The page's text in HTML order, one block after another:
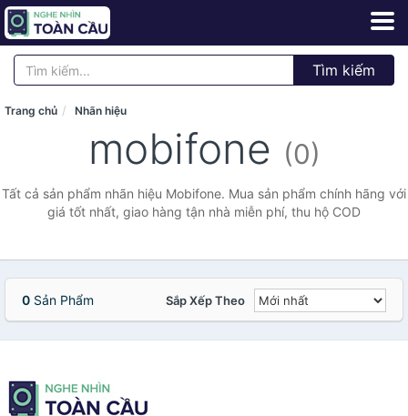
Tìm kiếm
Trang chủ Nhãn hiệu
mobifone (0)
Tất cả sản phẩm nhãn hiệu Mobifone. Mua sản phẩm chính hãng với
giá tốt nhất, giao hàng tận nhà miễn phí, thu hộ COD
0 Sản Phẩm Sắp Xếp Theo